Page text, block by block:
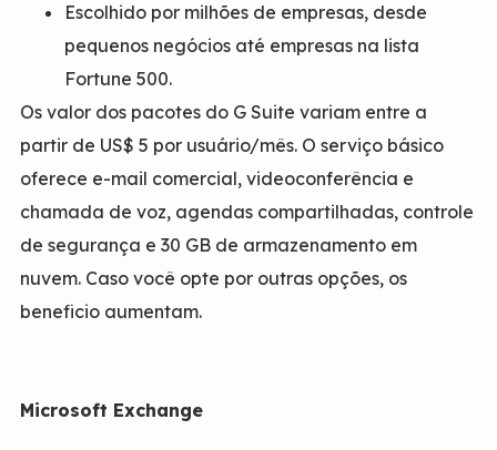
Escolhido por milhões de empresas, desde
pequenos negócios até empresas na lista
Fortune 500.
Os valor dos pacotes do G Suite variam entre a
partir de US$ 5 por usuário/mês. O serviço básico
oferece e-mail comercial, videoconferência e
chamada de voz, agendas compartilhadas, controle
de segurança e 30 GB de armazenamento em
nuvem. Caso você opte por outras opções, os
beneficio aumentam.
Microsoft Exchange